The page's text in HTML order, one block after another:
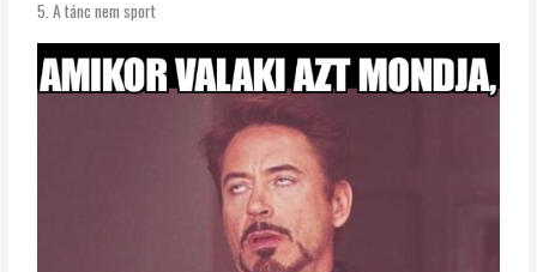
5. A tánc nem sport